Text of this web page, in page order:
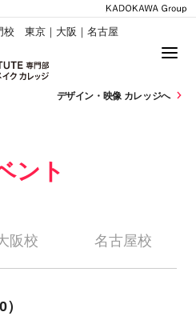
校 東京｜大阪｜名古屋
デザイン・ 映像 カレッジへ
ント
阪校 名古屋校
）